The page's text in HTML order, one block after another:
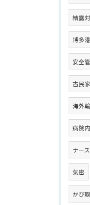
結露
博多港
安全
古民家
海外
病院内
ナー
気密
かび